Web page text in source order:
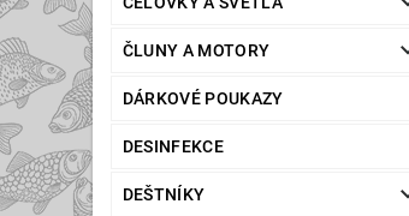
ČLUNY A MOTORY
DÁRKOVÉ POUKAZY
DESINFEKCE
DEŠTNÍKY